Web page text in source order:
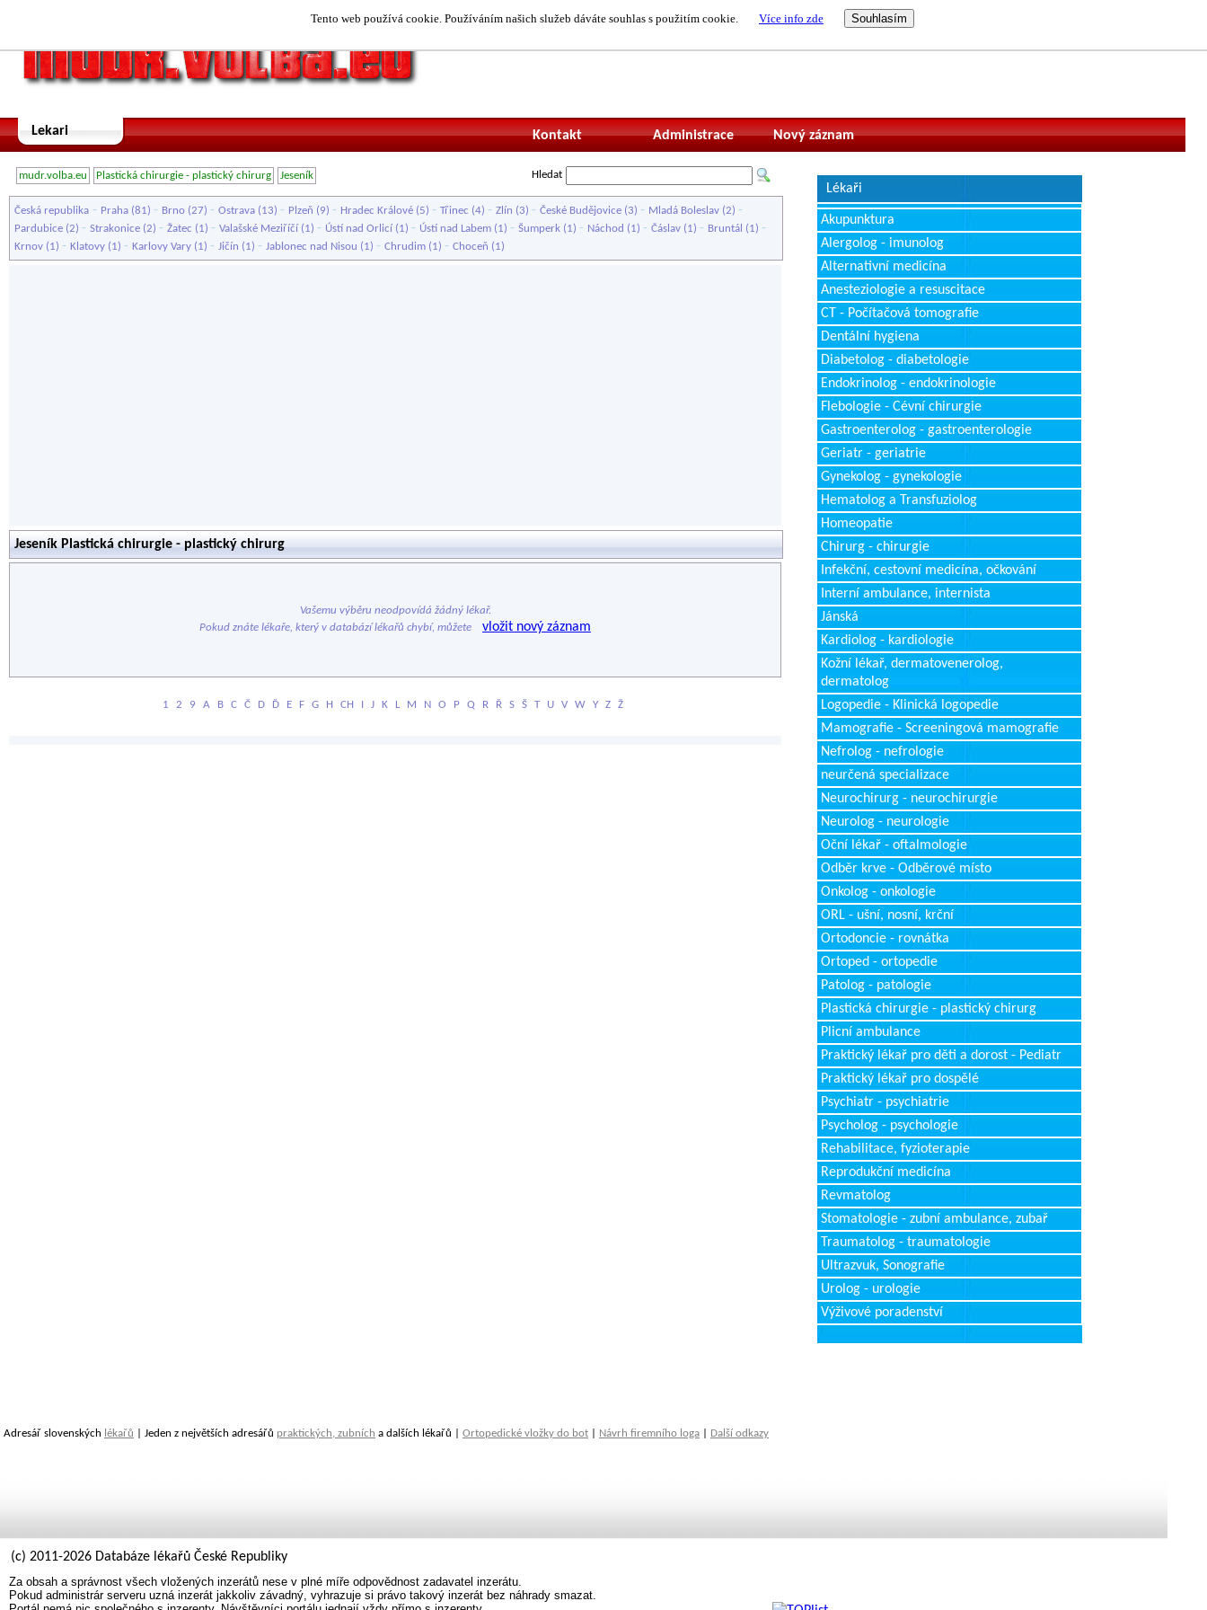
Tento web používá cookie. Používáním našich služeb dáváte souhlas s použitím cookie. Více info zde
Lekari Nový záznam
Administrace
Kontakt
mudr.volba.eu Plastická chirurgie - plastický chirurg Jeseník Hledat
Česká republika - Praha (81) - Brno (27) - Ostrava (13) - Plzeň (9) - Hradec Králové (5) - Třinec (4) - Zlín (3) - České Budějovice (3) - Mladá Boleslav (2) -
Pardubice (2) - Strakonice (2) - Žatec (1) - Valašské Meziříčí (1) - Ústí nad Orlicí (1) - Ústí nad Labem (1) - Šumperk (1) - Náchod (1) - Čáslav (1) - Bruntál (1) -
Krnov (1) - Klatovy (1) - Karlovy Vary (1) - Jičín (1) - Jablonec nad Nisou (1) - Chrudim (1) - Choceň (1)
Jeseník Plastická chirurgie - plastický chirurg
Vašemu výběru neodpovídá žádný lékař.
Pokud znáte lékaře, který v databází lékařů chybí, můžete
vložit nový záznam
1 2 9 A B C Č D Ď E F G H CH I J K L M N O P Q R Ř S Š T U V W Y Z Ž
Lékaři
Akupunktura
Alergolog - imunolog
Alternativní medicína
Anesteziologie a resuscitace
CT - Počítačová tomografie
Dentální hygiena
Diabetolog - diabetologie
Endokrinolog - endokrinologie
Flebologie - Cévní chirurgie
Gastroenterolog - gastroenterologie
Geriatr - geriatrie
Gynekolog - gynekologie
Hematolog a Transfuziolog
Homeopatie
Chirurg - chirurgie
Infekční, cestovní medicína, očkování
Interní ambulance, internista
Jánská
Kardiolog - kardiologie
Kožní lékař, dermatovenerolog,
dermatolog
Logopedie - Klinická logopedie
Mamografie - Screeningová mamografie
Nefrolog - nefrologie
neurčená specializace
Neurochirurg - neurochirurgie
Neurolog - neurologie
Oční lékař - oftalmologie
Odběr krve - Odběrové místo
Onkolog - onkologie
ORL - ušní, nosní, krční
Ortodoncie - rovnátka
Ortoped - ortopedie
Patolog - patologie
Plastická chirurgie - plastický chirurg
Plicní ambulance
Praktický lékař pro děti a dorost - Pediatr
Praktický lékař pro dospělé
Psychiatr - psychiatrie
Psycholog - psychologie
Rehabilitace, fyzioterapie
Reprodukční medicína
Revmatolog
Stomatologie - zubní ambulance, zubař
Traumatolog - traumatologie
Ultrazvuk, Sonografie
Urolog - urologie
Výživové poradenství
Adresář slovenských lékařů | Jeden z největších adresářů praktických, zubních a dalších lékařů | Ortopedické vložky do bot Návrh firemního loga Další odkazy
(c) 2011-2026 Databáze lékařů České Republiky
Za obsah a správnost všech vložených inzerátů nese v plné míře odpovědnost zadavatel inzerátu.
Pokud administrár serveru uzná inzerát jakkoliv závadný, vyhrazuje si právo takový inzerát bez náhrady smazat.